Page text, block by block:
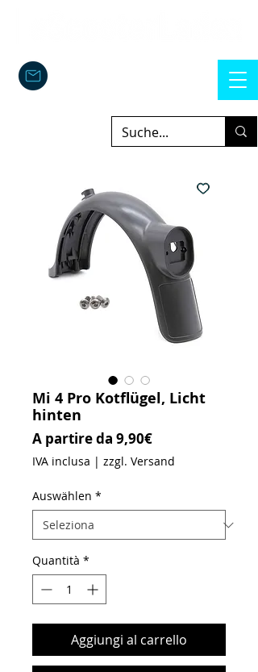
Mi 4 Pro Kotflügel, Licht
hinten
A partire da 9,90€Prezzo scontato
IVA inclusa | zzgl. Versand
Auswählen *
Quantità *
Aggiungi al carrello